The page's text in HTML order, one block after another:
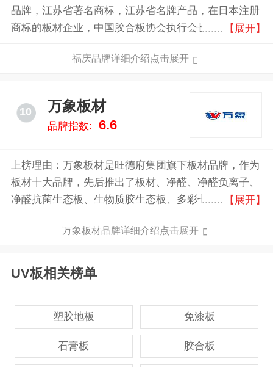
品牌，江苏省著名商标，江苏省名牌产品，在日本注册
商标的板材企业，中国胶合板协会执行会长单位，中国
【展开】
福庆品牌详细介绍点击展开
10 万象板材
品牌指数: 6.6
上榜理由：万象板材是旺德府集团旗下板材品牌，作为
板材十大品牌，先后推出了板材、净醛、净醛负离子、
净醛抗菌生态板、生物质胶生态板、多彩七巧板、万象
冠私享系列板材。不仅拓宽了万象板材的产品线，同时
择，这进一步夯实了万象品牌在木制品行业的领头羊地
【展开】
万象板材品牌详细介绍点击展开
UV板相关榜单
塑胶地板 免漆板
石膏板 胶合板